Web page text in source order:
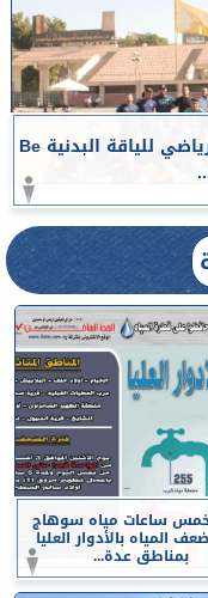
جامعة أسيوط تشهد انطلاق ”اللقاء الرياضي للياقة البدنية Be
ساعات مياه سوهاج
المياه بالأدوار العليا
بمناطق عدة...